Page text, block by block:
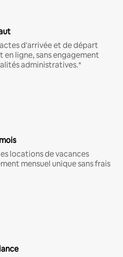
d'arrivée et de départ
en ligne, sans engagement
administratives.*
locations de vacances
mensuel unique sans frais